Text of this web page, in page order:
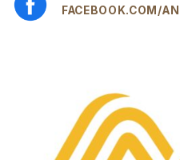
FACEBOOK.COM/